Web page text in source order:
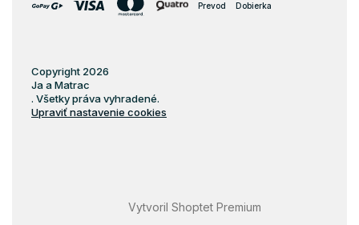
Prevod Dobierka
Vytvoril Shoptet Premium
Copyright 2026
Ja a Matrac
. Všetky práva vyhradené.
Upraviť nastavenie cookies